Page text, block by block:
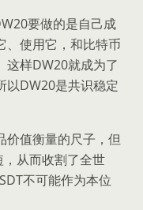
要做的是自己成
、使用它，和比特币
这样DW20就成为了
以DW20是共识稳定
价值衡量的尺子，但
，从而收割了全世
不可能作为本位